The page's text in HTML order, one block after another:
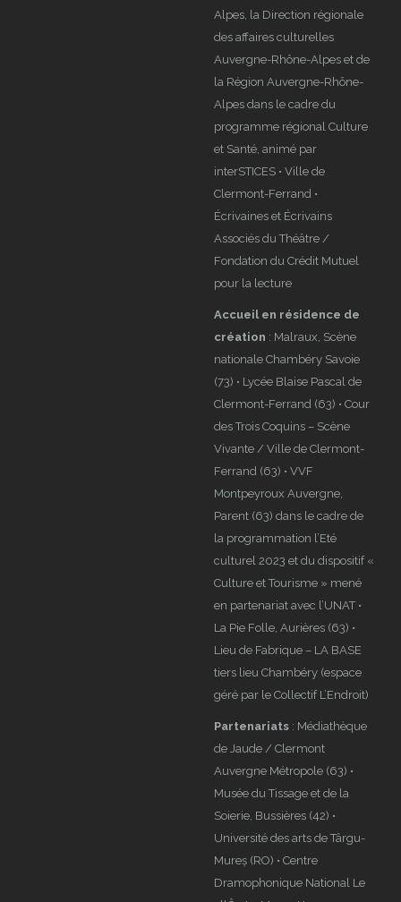
Alpes, la Direction régionale
des affaires culturelles
Auvergne-Rhône-Alpes et de
la Région Auvergne-Rhône-
Alpes dans le cadre du
programme régional Culture
et Santé, animé par
interSTICES • Ville de
Clermont-Ferrand •
Écrivaines et Écrivains
Associés du Théâtre /
Fondation du Crédit Mutuel
pour la lecture
Accueil en résidence de
création : Malraux, Scène
nationale Chambéry Savoie
(73) • Lycée Blaise Pascal de
Clermont-Ferrand (63) • Cour
des Trois Coquins – Scène
Vivante / Ville de Clermont-
Ferrand (63) • VVF
Montpeyroux Auvergne,
Parent (63) dans le cadre de
la programmation l’Eté
culturel 2023 et du dispositif «
Culture et Tourisme » mené
en partenariat avec l’UNAT •
La Pie Folle, Aurières (63) •
Lieu de Fabrique – LA BASE
tiers lieu Chambéry (espace
géré par le Collectif L’Endroit)
Partenariats : Médiathèque
de Jaude / Clermont
Auvergne Métropole (63) •
Musée du Tissage et de la
Soierie, Bussières (42) •
Université des arts de Târgu-
Mureș (RO) • Centre
Dramophonique National Le